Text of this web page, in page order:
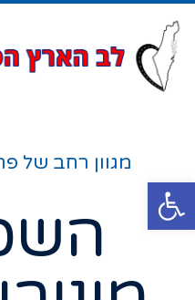
מגוון רחב של
פתח סרגל